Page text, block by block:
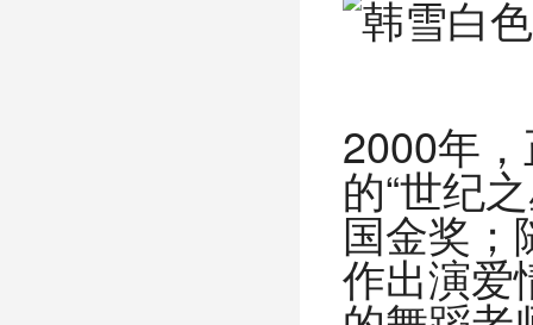
2000年
的“世纪
国金奖；
作出演爱